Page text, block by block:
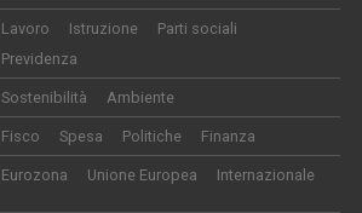
Lavoro Istruzione
Parti sociali
Previdenza
Sostenibilità Ambiente
Fisco Spesa Politiche Finanza
Eurozona Unione Europea Internazionale